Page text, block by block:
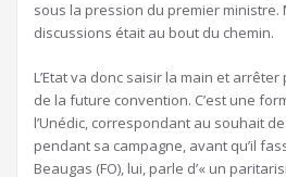
sous la pression du premier ministre.
discussions était au bout du chemin.
L’Etat va donc saisir la main et
de la future convention. C’est une
l’Unédic, correspondant au souhait
pendant sa campagne, avant qu’il
Beaugas (FO), lui, parle d’« un